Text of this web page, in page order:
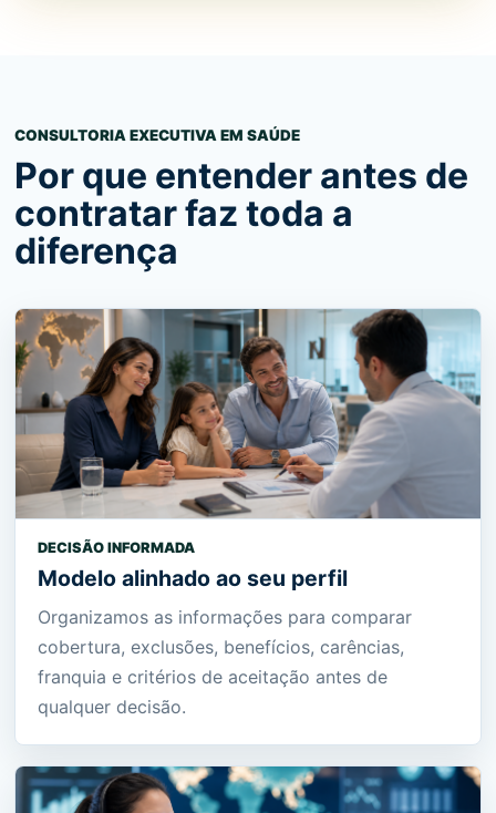
CONSULTORIA EXECUTIVA EM SAÚDE
Por que entender antes de
contratar faz toda a
diferença
DECISÃO INFORMADA
Modelo alinhado ao seu perfil
Organizamos as informações para comparar
cobertura, exclusões, benefícios, carências,
franquia e critérios de aceitação antes de
qualquer decisão.